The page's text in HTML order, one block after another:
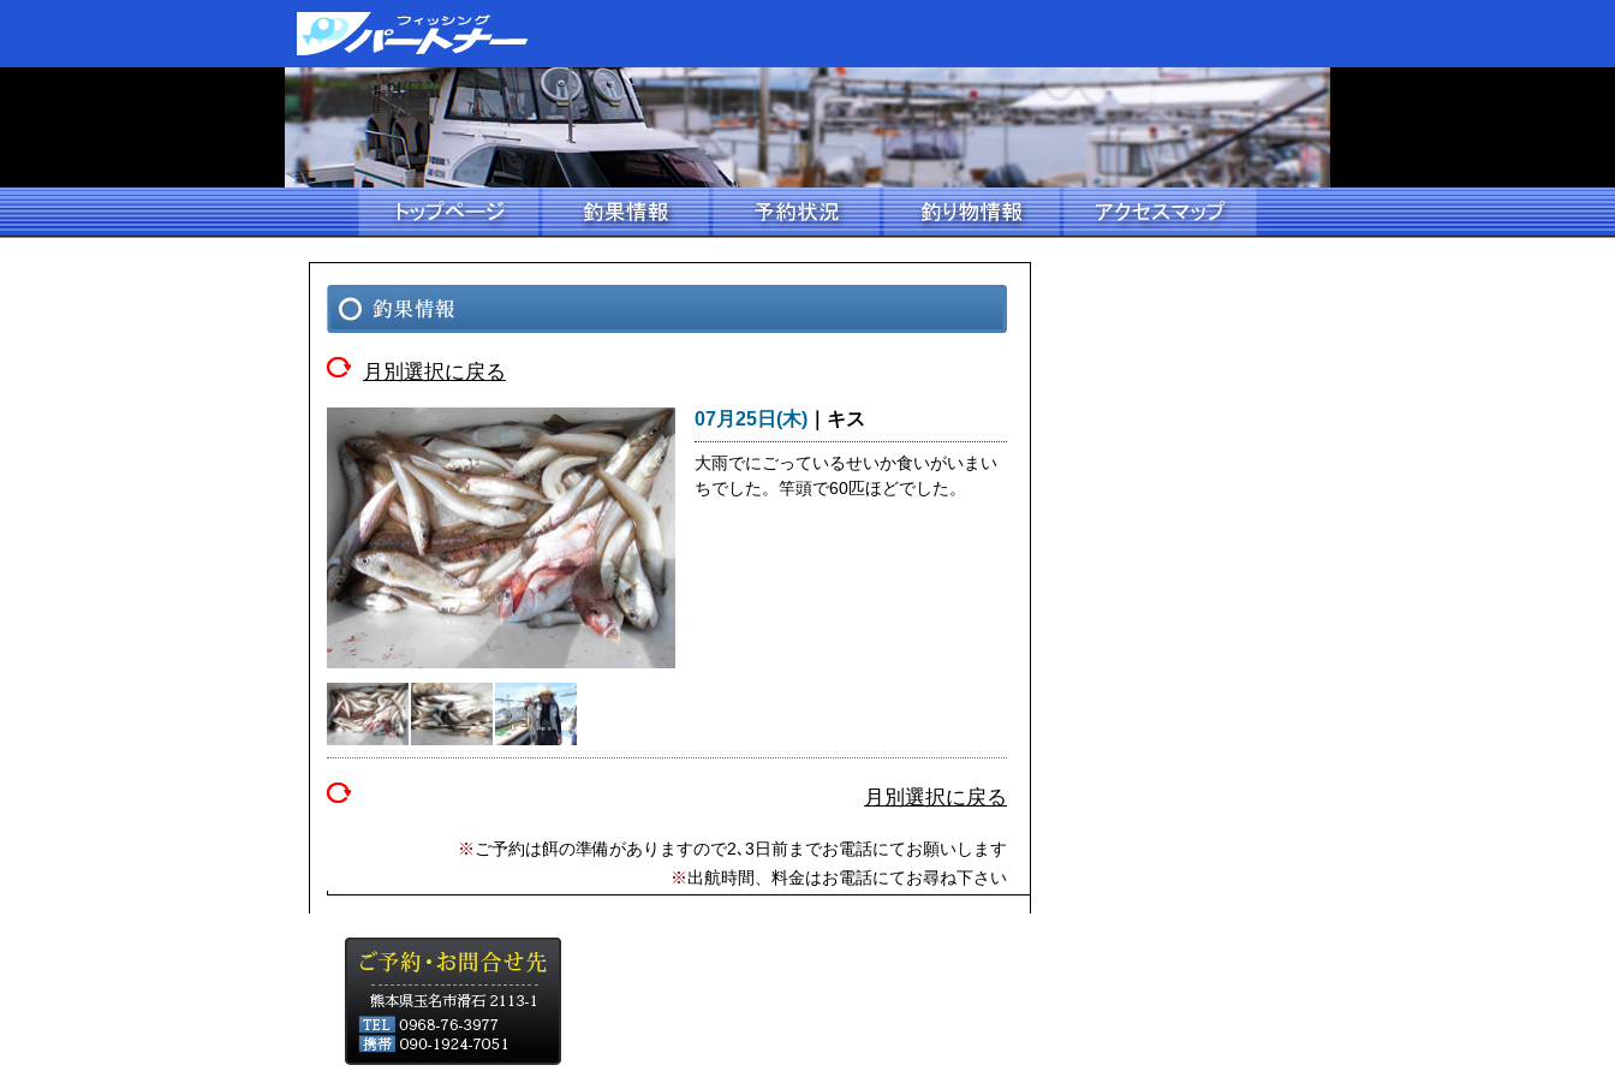
月別選択に戻る
07月25日(木) ｜キス
大雨でにごっているせいか食いがいまい
ちでした。竿頭で60匹ほどでした。
月別選択に戻る
※ ご予約は餌の準備がありますので2､3日前までお電話にてお願いします
※出航時間、料金はお電話にてお尋ね下さい